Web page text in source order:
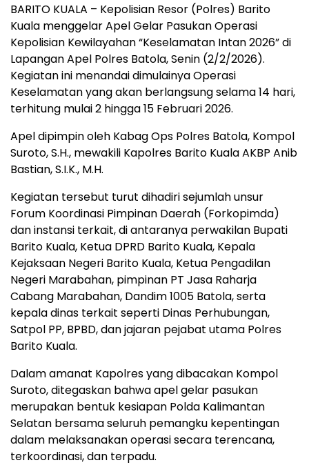
BARITO KUALA – Kepolisian Resor (Polres) Barito
Kuala menggelar Apel Gelar Pasukan Operasi
Kepolisian Kewilayahan “Keselamatan Intan 2026” di
Lapangan Apel Polres Batola, Senin (2/2/2026).
Kegiatan ini menandai dimulainya Operasi
Keselamatan yang akan berlangsung selama 14 hari,
terhitung mulai 2 hingga 15 Februari 2026.
Apel dipimpin oleh Kabag Ops Polres Batola, Kompol
Suroto, S.H., mewakili Kapolres Barito Kuala AKBP Anib
Bastian, S.I.K., M.H.
Kegiatan tersebut turut dihadiri sejumlah unsur
Forum Koordinasi Pimpinan Daerah (Forkopimda)
dan instansi terkait, di antaranya perwakilan Bupati
Barito Kuala, Ketua DPRD Barito Kuala, Kepala
Kejaksaan Negeri Barito Kuala, Ketua Pengadilan
Negeri Marabahan, pimpinan PT Jasa Raharja
Cabang Marabahan, Dandim 1005 Batola, serta
kepala dinas terkait seperti Dinas Perhubungan,
Satpol PP, BPBD, dan jajaran pejabat utama Polres
Barito Kuala.
Dalam amanat Kapolres yang dibacakan Kompol
Suroto, ditegaskan bahwa apel gelar pasukan
merupakan bentuk kesiapan Polda Kalimantan
Selatan bersama seluruh pemangku kepentingan
dalam melaksanakan operasi secara terencana,
terkoordinasi, dan terpadu.